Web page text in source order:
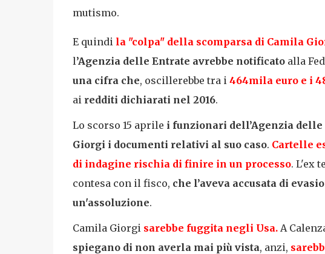
mutismo.
E quindi la "colpa" della scomparsa di Camila
l’Agenzia delle Entrate avrebbe notificatoalla
una cifra che, oscillerebbe tra i 464mila euro e i
ai redditi dichiarati nel 2016.
Lo scorso 15 aprile i funzionari dell’Agenzia delle
Giorgi i documenti relativi al suo caso. Cartelle
di indagine rischia di finire in un processo. L'ex
contesa con il fisco, che l’aveva accusata di
un'assoluzione.
Camila Giorgi sarebbe fuggita negli Usa.A
spiegano di non averla mai più vista, anzi,